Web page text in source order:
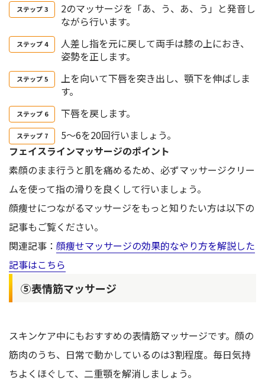
2のマッサージを「あ、う、あ、う」と発音し
ながら行います。
人差し指を元に戻して両手は膝の上におき、
姿勢を正します。
上を向いて下唇を突き出し、顎下を伸ばしま
す。
下唇を戻します。
5～6を20回行いましょう。
フェイスラインマッサージのポイント
素顔のまま行うと肌を痛めるため、必ずマッサージクリー
ムを使って指の滑りを良くして行いましょう。
顔痩せにつながるマッサージをもっと知りたい方は以下の
記事もご覧ください。
関連記事： 顔痩せマッサージの効果的なやり方を解説した
記事はこちら
⑤表情筋マッサージ
スキンケア中にもおすすめの表情筋マッサージです。顔の
筋肉のうち、日常で動かしているのは3割程度。毎日気持
ちよくほぐして、二重顎を解消しましょう。